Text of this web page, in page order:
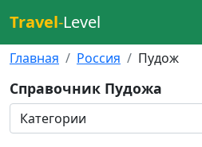
Travel-Level
Главная Россия Пудож
Справочник Пудожа